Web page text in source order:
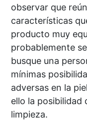
observar que
características
producto muy
probablemente
busque una
mínimas
adversas en la
ello la posibilidad
limpieza.